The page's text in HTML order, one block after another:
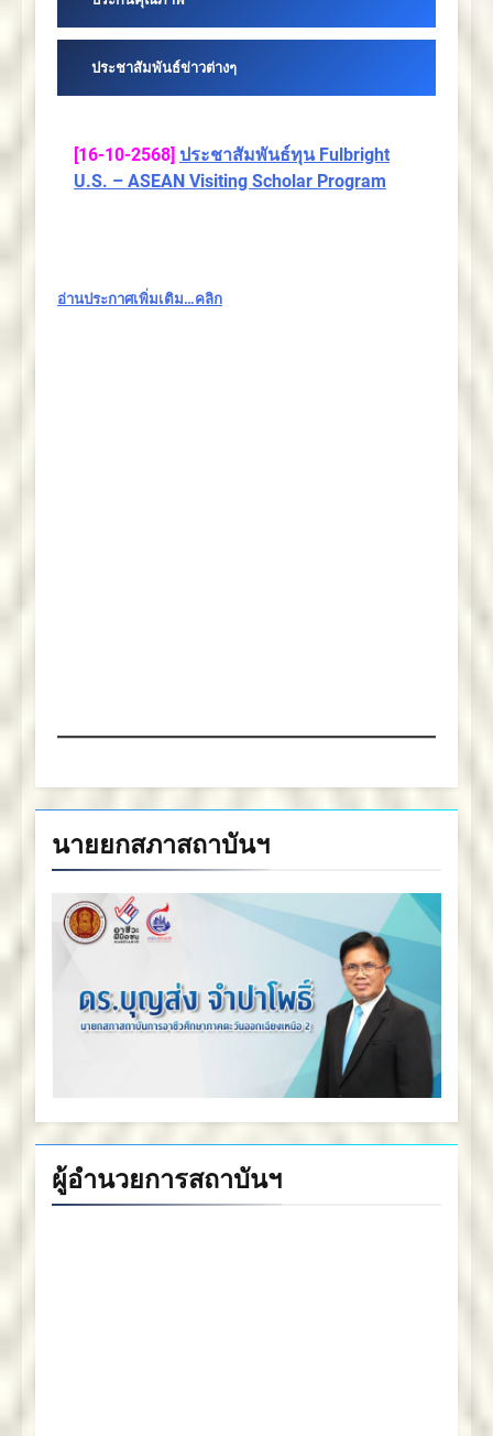
ประชาสัมพันธ์ข่าวต่างๆ
[16-10-2568] ประชาสัมพันธ์ทุน Fulbright
U.S. – ASEAN Visiting Scholar Program
อ่านประกาศเพิ่มเติม…คลิก
นายยกสภาสถาบันฯ
ผู้อำนวยการสถาบันฯ